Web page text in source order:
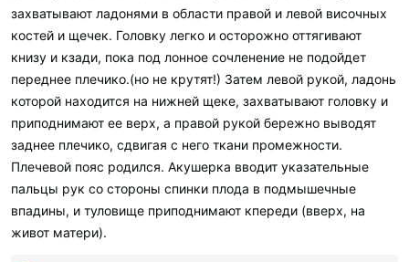
захватывают ладонями в области правой и левой височных
костей и щечек. Головку легко и осторожно оттягивают
книзу и кзади, пока под лонное сочленение не подойдет
переднее плечико.(но не крутят!) Затем левой рукой, ладонь
которой находится на нижней щеке, захватывают головку и
приподнимают ее верх, а правой рукой бережно выводят
заднее плечико, сдвигая с него ткани промежности.
Плечевой пояс родился. Акушерка вводит указательные
пальцы рук со стороны спинки плода в подмышечные
впадины, и туловище приподнимают кпереди (вверх, на
живот матери).